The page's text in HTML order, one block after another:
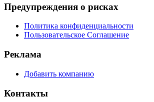
Предупреждения о рисках
Политика конфиденциальности
Пользовательское Соглашение
Реклама
Добавить компанию
Контакты